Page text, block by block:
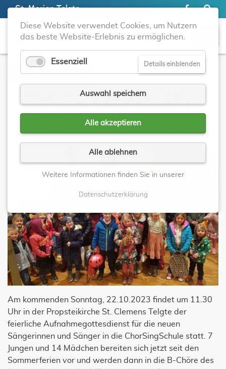
St. Marien Telgte
22.10.2023, 11:30
AUFNAHMEFEIER DER NEUEN
SÄNGERINNEN UND SÄNGER
DER CHORSINGSCHULE TELGTE
Am kommenden Sonntag, 22.10.2023 findet um 11.30
Uhr in der Propsteikirche St. Clemens Telgte der
feierliche Aufnahmegottesdienst für die neuen
Sängerinnen und Sänger in die ChorSingSchule statt. 7
Jungen und 14 Mädchen bereiten sich jetzt seit den
Sommerferien vor und werden dann in die B-Chöre des
Diese Website verwendet Cookies, um Nutzern
das beste Website-Erlebnis zu ermöglichen.
Essenziell Details einblenden
Auswahl speichern
Alle akzeptieren
Alle ablehnen
Weitere Informationen finden Sie in unserer
Datenschutzerklärung